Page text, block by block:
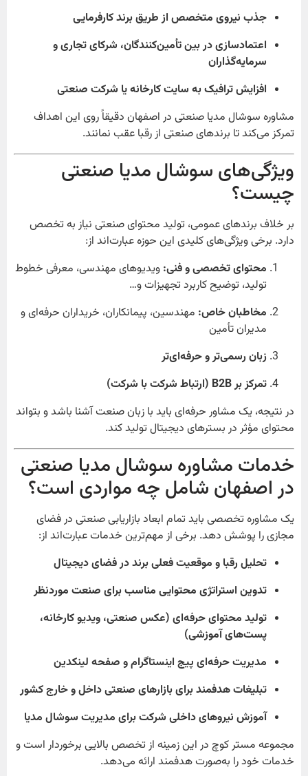
جذب نیروی متخصص از طریق برند کارفرمایی
اعتمادسازی در بین تأمین‌کنندگان، شرکای تجاری و
سرمایه‌گذاران
افزایش ترافیک به سایت کارخانه یا شرکت صنعتی
مشاوره سوشال مدیا صنعتی در اصفهان دقیقاً روی این اهداف
تمرکز می‌کند تا برندهای صنعتی از رقبا عقب نمانند.
ویژگی‌های سوشال مدیا صنعتی
چیست؟
بر خلاف برندهای عمومی، تولید محتوای صنعتی نیاز به تخصص
دارد. برخی ویژگی‌های کلیدی این حوزه عبارت‌اند از:
محتوای تخصصی و فنی: ویدیوهای مهندسی، معرفی خطوط
تولید، توضیح کاربرد تجهیزات و…
مخاطبان خاص: مهندسین، پیمانکاران، خریداران حرفه‌ای و
مدیران تأمین
زبان رسمی‌تر و حرفه‌ای‌تر
تمرکز بر B2B (ارتباط شرکت با شرکت)
در نتیجه، یک مشاور حرفه‌ای باید با زبان صنعت آشنا باشد و بتواند
محتوای مؤثر در بسترهای دیجیتال تولید کند.
خدمات مشاوره سوشال مدیا صنعتی
در اصفهان شامل چه مواردی است؟
یک مشاوره تخصصی باید تمام ابعاد بازاریابی صنعتی در فضای
مجازی را پوشش دهد. برخی از مهم‌ترین خدمات عبارت‌اند از:
تحلیل رقبا و موقعیت فعلی برند در فضای دیجیتال
تدوین استراتژی محتوایی مناسب برای صنعت موردنظر
تولید محتوای حرفه‌ای (عکس صنعتی، ویدیو کارخانه،
پست‌های آموزشی)
مدیریت حرفه‌ای پیج اینستاگرام و صفحه لینکدین
تبلیغات هدفمند برای بازارهای صنعتی داخل و خارج کشور
آموزش نیروهای داخلی شرکت برای مدیریت سوشال مدیا
مجموعه مستر کوچ در این زمینه از تخصص بالایی برخوردار است و
خدمات خود را به‌صورت هدفمند ارائه می‌دهد.